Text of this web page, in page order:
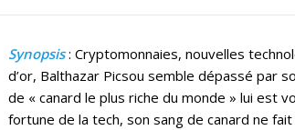
Synopsis: Cryptomonnaies, nouvelles
d’or, Balthazar Picsou semble dépassé par
de « canard le plus riche du monde » lui est
fortune de la tech, son sang de canard ne fait